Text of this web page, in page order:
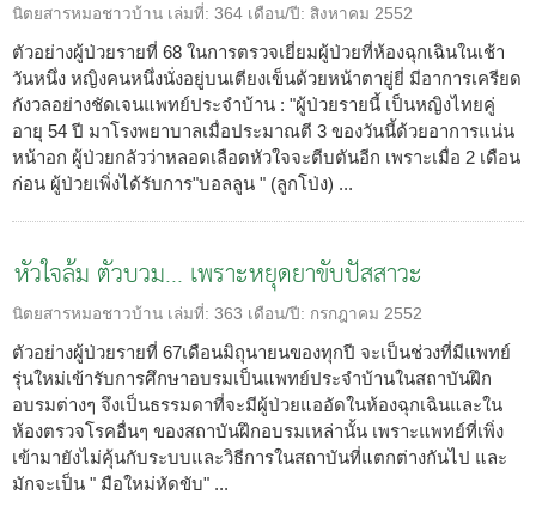
นิตยสารหมอชาวบ้าน เล่มที่: 364 เดือน/ปี: สิงหาคม 2552
ตัวอย่างผู้ป่วยรายที่ 68 ในการตรวจเยี่ยมผู้ป่วยที่ห้องฉุกเฉินในเช้า
วันหนึ่ง หญิงคนหนึ่งนั่งอยู่บนเตียงเข็นด้วยหน้าตายู่ยี่ มีอาการเครียด
กังวลอย่างชัดเจนแพทย์ประจำบ้าน : "ผู้ป่วยรายนี้ เป็นหญิงไทยคู่
อายุ 54 ปี มาโรงพยาบาลเมื่อประมาณตี 3 ของวันนี้ด้วยอาการแน่น
หน้าอก ผู้ป่วยกลัวว่าหลอดเลือดหัวใจจะตีบตันอีก เพราะเมื่อ 2 เดือน
ก่อน ผู้ป่วยเพิ่งได้รับการ"บอลลูน " (ลูกโป่ง) ...
หัวใจล้ม ตัวบวม... เพราะหยุดยาขับปัสสาวะ
นิตยสารหมอชาวบ้าน เล่มที่: 363 เดือน/ปี: กรกฎาคม 2552
ตัวอย่างผู้ป่วยรายที่ 67เดือนมิถุนายนของทุกปี จะเป็นช่วงที่มีแพทย์
รุ่นใหม่เข้ารับการศึกษาอบรมเป็นแพทย์ประจำบ้านในสถาบันฝึก
อบรมต่างๆ จึงเป็นธรรมดาที่จะมีผู้ป่วยแออัดในห้องฉุกเฉินและใน
ห้องตรวจโรคอื่นๆ ของสถาบันฝึกอบรมเหล่านั้น เพราะแพทย์ที่เพิ่ง
เข้ามายังไม่คุ้นกับระบบและวิธีการในสถาบันที่แตกต่างกันไป และ
มักจะเป็น " มือใหม่หัดขับ" ...